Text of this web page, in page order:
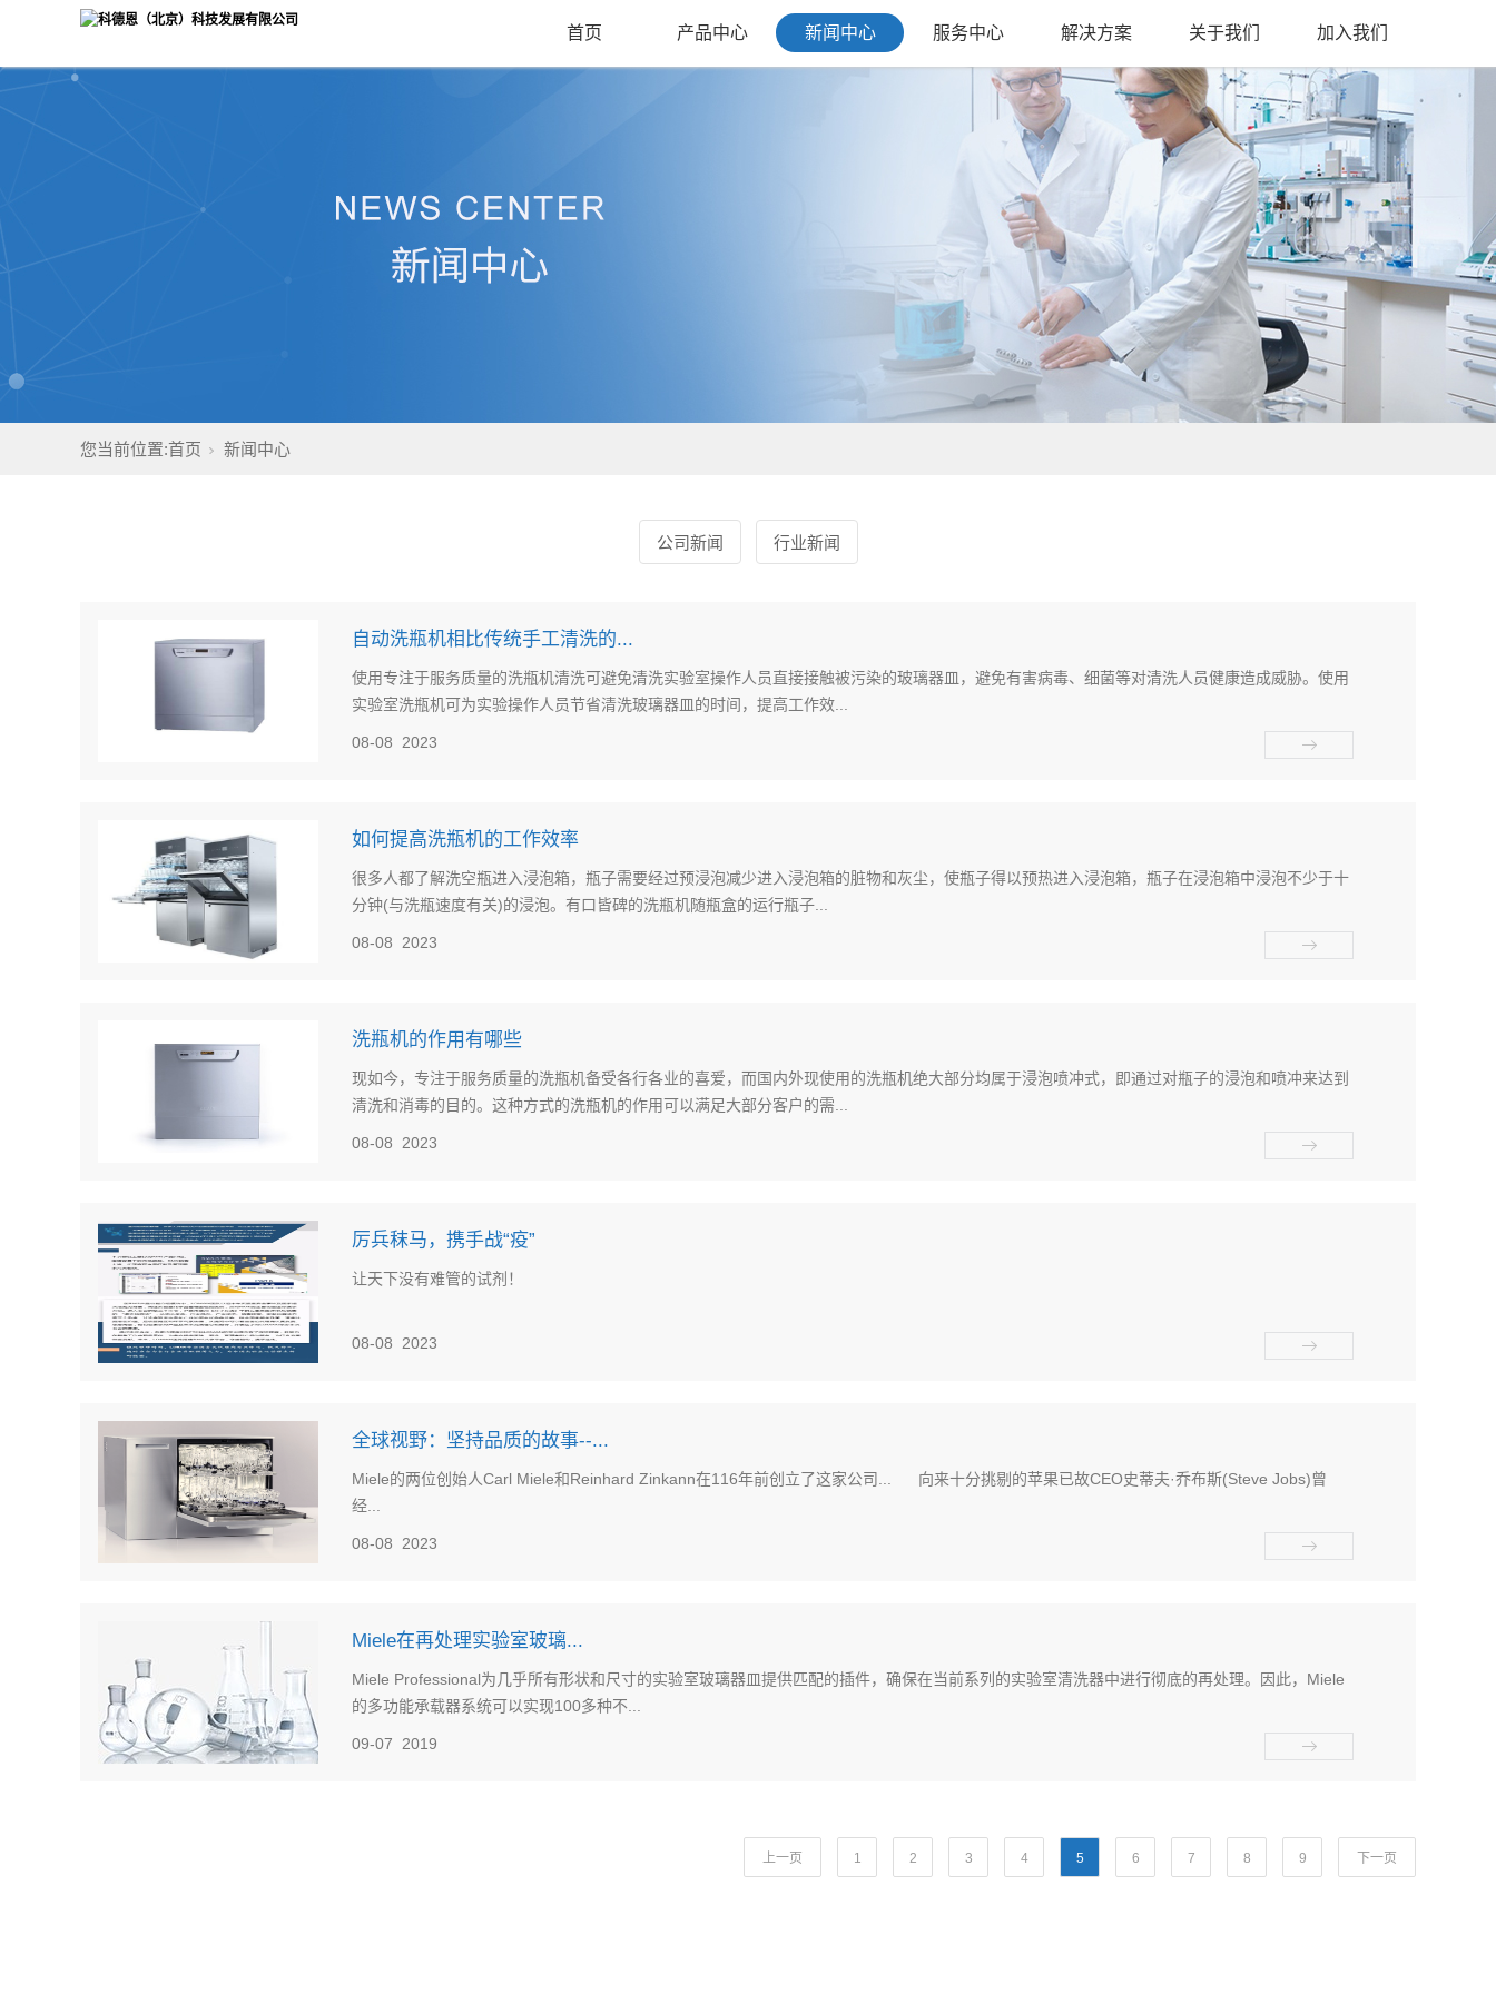
首页 产品中心 新闻中心 服务中心 解决方案 关于我们 加入我们
您当前位置:首页 新闻中心
公司新闻 行业新闻
自动洗瓶机相比传统手工清洗的...
使用专注于服务质量的洗瓶机清洗可避免清洗实验室操作人员直接接触被污染的玻璃器皿，避免有害病毒、细菌等对清洗人员健康造成威胁。使用
实验室洗瓶机可为实验操作人员节省清洗玻璃器皿的时间，提高工作效...
08-08 2023
如何提高洗瓶机的工作效率
很多人都了解洗空瓶进入浸泡箱，瓶子需要经过预浸泡减少进入浸泡箱的脏物和灰尘，使瓶子得以预热进入浸泡箱，瓶子在浸泡箱中浸泡不少于十
分钟(与洗瓶速度有关)的浸泡。有口皆碑的洗瓶机随瓶盒的运行瓶子...
08-08 2023
洗瓶机的作用有哪些
现如今，专注于服务质量的洗瓶机备受各行各业的喜爱，而国内外现使用的洗瓶机绝大部分均属于浸泡喷冲式，即通过对瓶子的浸泡和喷冲来达到
清洗和消毒的目的。这种方式的洗瓶机的作用可以满足大部分客户的需...
08-08 2023
厉兵秣马，携手战“疫”
让天下没有难管的试剂！
08-08 2023
全球视野：坚持品质的故事--...
Miele的两位创始人Carl Miele和Reinhard Zinkann在116年前创立了这家公司... 向来十分挑剔的苹果已故CEO史蒂夫·乔布斯(Steve Jobs)曾
经...
08-08 2023
Miele在再处理实验室玻璃...
Miele Professional为几乎所有形状和尺寸的实验室玻璃器皿提供匹配的插件，确保在当前系列的实验室清洗器中进行彻底的再处理。因此，Miele
的多功能承载器系统可以实现100多种不...
09-07 2019
上一页 1 2 3 4 5 6 7 8 9 下一页